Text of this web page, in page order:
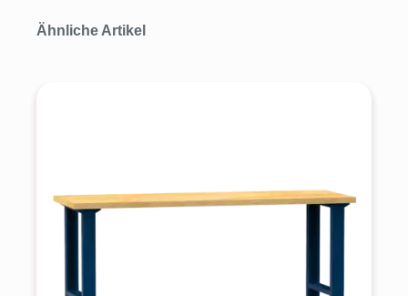
Produktgalerie überspringen
Ähnliche Artikel